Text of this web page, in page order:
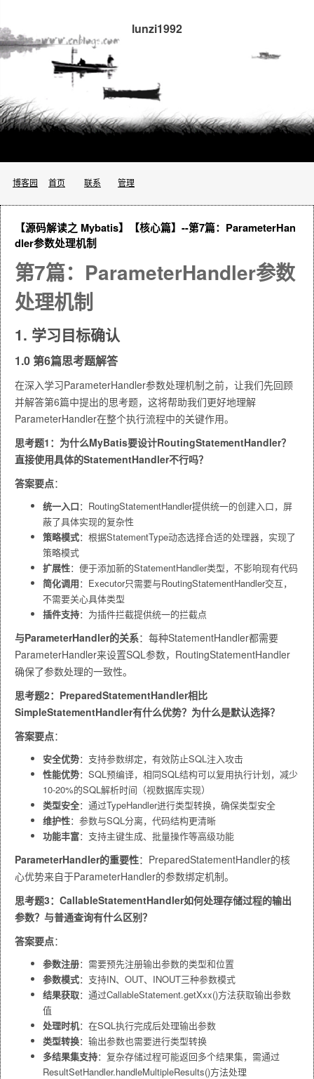
lunzi1992
博客园 首页 联系 管理
【源码解读之 Mybatis】【核心篇】--第7篇：ParameterHan
dler参数处理机制
第7篇：ParameterHandler参数
处理机制
1. 学习目标确认
1.0 第6篇思考题解答
在深入学习ParameterHandler参数处理机制之前，让我们先回顾
并解答第6篇中提出的思考题，这将帮助我们更好地理解
ParameterHandler在整个执行流程中的关键作用。
思考题1：为什么MyBatis要设计RoutingStatementHandler？
直接使用具体的StatementHandler不行吗？
答案要点：
统一入口：RoutingStatementHandler提供统一的创建入口，屏
蔽了具体实现的复杂性
策略模式：根据StatementType动态选择合适的处理器，实现了
策略模式
扩展性：便于添加新的StatementHandler类型，不影响现有代码
简化调用：Executor只需要与RoutingStatementHandler交互，
不需要关心具体类型
插件支持：为插件拦截提供统一的拦截点
与ParameterHandler的关系：每种StatementHandler都需要
ParameterHandler来设置SQL参数，RoutingStatementHandler
确保了参数处理的一致性。
思考题2：PreparedStatementHandler相比
SimpleStatementHandler有什么优势？为什么是默认选择？
答案要点：
安全优势：支持参数绑定，有效防止SQL注入攻击
性能优势：SQL预编译，相同SQL结构可以复用执行计划，减少
10-20%的SQL解析时间（视数据库实现）
类型安全：通过TypeHandler进行类型转换，确保类型安全
维护性：参数与SQL分离，代码结构更清晰
功能丰富：支持主键生成、批量操作等高级功能
ParameterHandler的重要性：PreparedStatementHandler的核
心优势来自于ParameterHandler的参数绑定机制。
思考题3：CallableStatementHandler如何处理存储过程的输出
参数？与普通查询有什么区别？
答案要点：
参数注册：需要预先注册输出参数的类型和位置
参数模式：支持IN、OUT、INOUT三种参数模式
结果获取：通过CallableStatement.getXxx()方法获取输出参数
值
处理时机：在SQL执行完成后处理输出参数
类型转换：输出参数也需要进行类型转换
多结果集支持：复杂存储过程可能返回多个结果集，需通过
ResultSetHandler.handleMultipleResults()方法处理